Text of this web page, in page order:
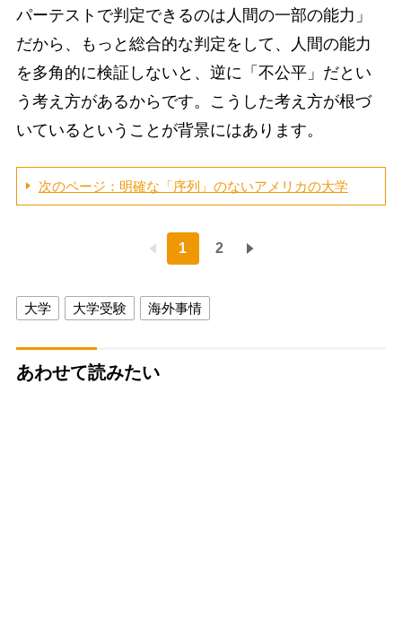
パーテストで判定できるのは人間の一部の能力」
だから、もっと総合的な判定をして、人間の能力
を多角的に検証しないと、逆に「不公平」だとい
う考え方があるからです。こうした考え方が根づ
いているということが背景にはあります。
次のページ：明確な「序列」のないアメリカの大学
1 2
大学 大学受験 海外事情
あわせて読みたい